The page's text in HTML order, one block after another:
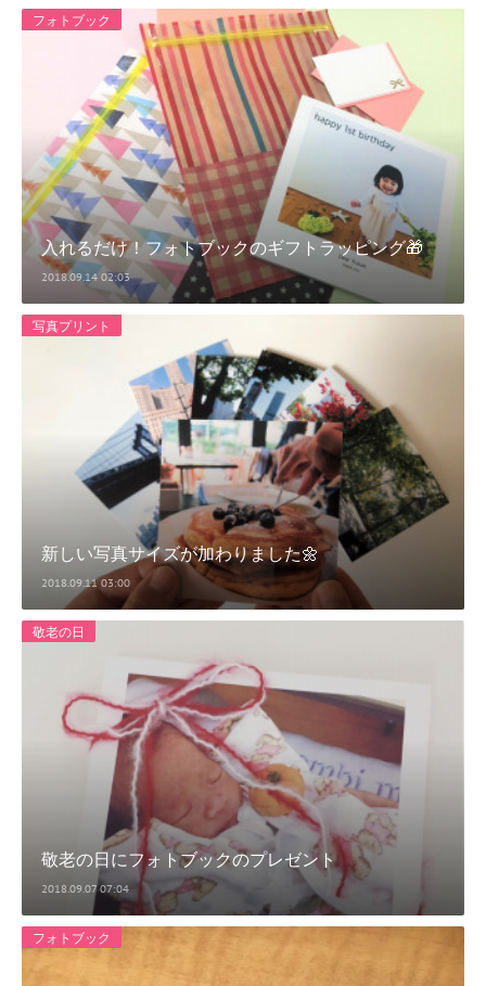
フォトブック
入れるだけ！フォトブックのギフトラッピング🎁
2018.09.14 02:03
写真プリント
新しい写真サイズが加わりました🌼
2018.09.11 03:00
敬老の日
敬老の日にフォトブックのプレゼント
2018.09.07 07:04
フォトブック